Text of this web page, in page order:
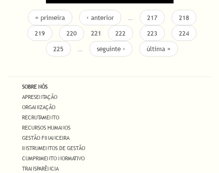
« primeira ‹ anterior … 217
218
219
220 221 222 223
224
225
… seguinte › última »
SOBRE NÓS
APRESENTAÇÃO
ORGANIZAÇÃO
RECRUTAMENTO
RECURSOS HUMANOS
GESTÃO FINANCEIRA
INSTRUMENTOS DE GESTÃO
CUMPRIMENTO NORMATIVO
TRANSPARÊNCIA